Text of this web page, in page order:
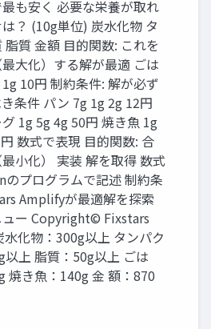
も安く 必要な栄養が取れ
？ (10g単位) 炭水化物 タ
脂質 金額 目的関数: これを
大化）する解が最適 ごは
10円 制約条件: 解が必ず
条件 パン 7g 1g 2g 12円
1g 5g 4g 50円 焼き魚 1g
数式で表現 目的関数: 合
小化） 実装 解を取得 数式
のプログラムで記述 制約条
Amplifyが最適解を探索
ュー Copyright© Fixstars
化物：300g以上 タンパク
以上 脂質：50g以上 ごは
焼き魚：140g 金 額：870